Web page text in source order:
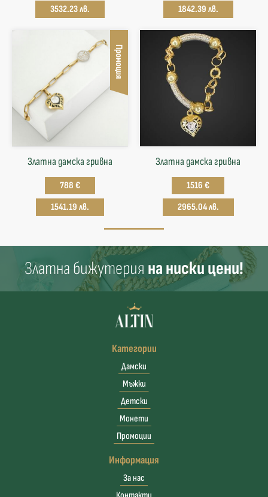
3532.23 лв.
1842.39 лв.
Промоция
Златна дамска гривна
788 €
1541.19 лв.
Златна дамска гривна
1516 €
2965.04 лв.
Златна бижутерия на ниски цени!
Категории
Дамски
Мъжки
Детски
Монети
Промоции
Информация
За нас